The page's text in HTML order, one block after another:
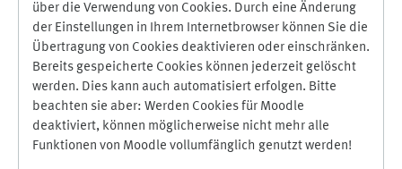
über die Verwendung von Cookies. Durch eine Änderung
der Einstellungen in Ihrem Internetbrowser können Sie die
Übertragung von Cookies deaktivieren oder einschränken.
Bereits gespeicherte Cookies können jederzeit gelöscht
werden. Dies kann auch automatisiert erfolgen. Bitte
beachten sie aber: Werden Cookies für Moodle
deaktiviert, können möglicherweise nicht mehr alle
Funktionen von Moodle vollumfänglich genutzt werden!